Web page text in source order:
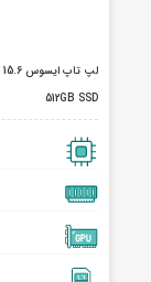
512GB SSD